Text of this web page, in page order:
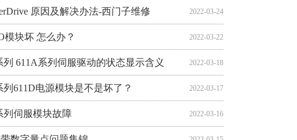
2022-03-24
原因及解决办法-西门子维修
2022-03-22
模块坏 怎么办？
2022-03-18
611A系列伺服驱动的状态显示含义
2022-03-17
611D电源模块是不是坏了？
2022-03-16
列伺服模块故障
2022-03-15
数字量点问题集锦